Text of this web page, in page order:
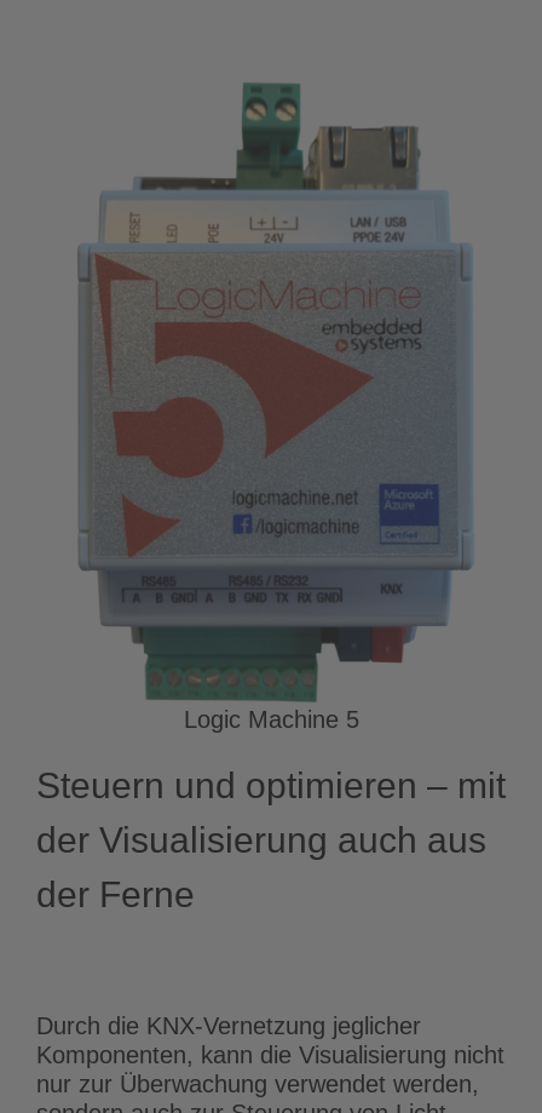
Logic Machine 5
Steuern und optimieren – mit
der Visualisierung auch aus
der Ferne
Durch die KNX-Vernetzung jeglicher
Komponenten, kann die Visualisierung nicht
nur zur Überwachung verwendet werden,